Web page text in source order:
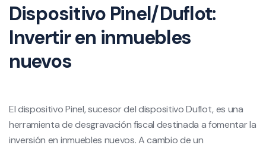
Dispositivo Pinel/Duflot:
Invertir en inmuebles
nuevos
El dispositivo Pinel, sucesor del dispositivo Duflot, es una
herramienta de desgravación fiscal destinada a fomentar la
inversión en inmuebles nuevos. A cambio de un